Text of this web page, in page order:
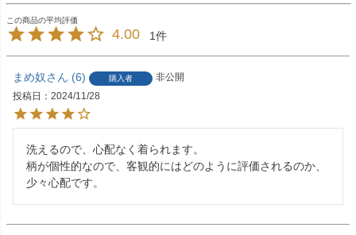
4.00 1
まめ奴 6 購入者
非公開
投稿日
2024/11/28
洗えるので、心配なく着られます。
柄が個性的なので、客観的にはどのように評価されるのか、
少々心配です。